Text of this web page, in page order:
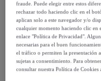
Entrega
Entrega desde2,95 €
Gratis desde 39,94 € de
fraude. Puede elegir entre estos
rechazar todo haciendo clic en el
aplican solo a este navegador y/o
cualquier momento haciendo clic en
enlace "Política de Privacidad".
necesarias para el buen
el tráfico o permiten la presentación
sujetas a consentimiento. Para
consultar nuestra Política de Cookies